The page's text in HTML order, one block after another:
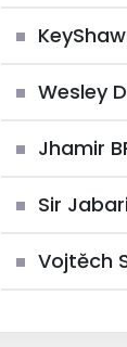
Wesley
Jhamir
Sir
Vojtěch